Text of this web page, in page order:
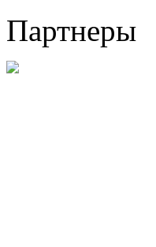
Партнеры